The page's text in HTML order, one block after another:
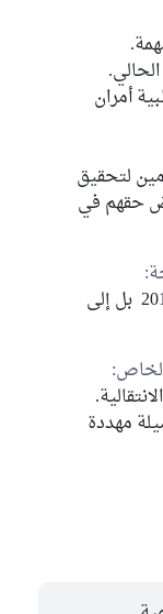
أمران
لتحقيق
حقهم في
نحن لم ندعو إلى إلغاء الأمر 2019/341 بل إلى
مهددة